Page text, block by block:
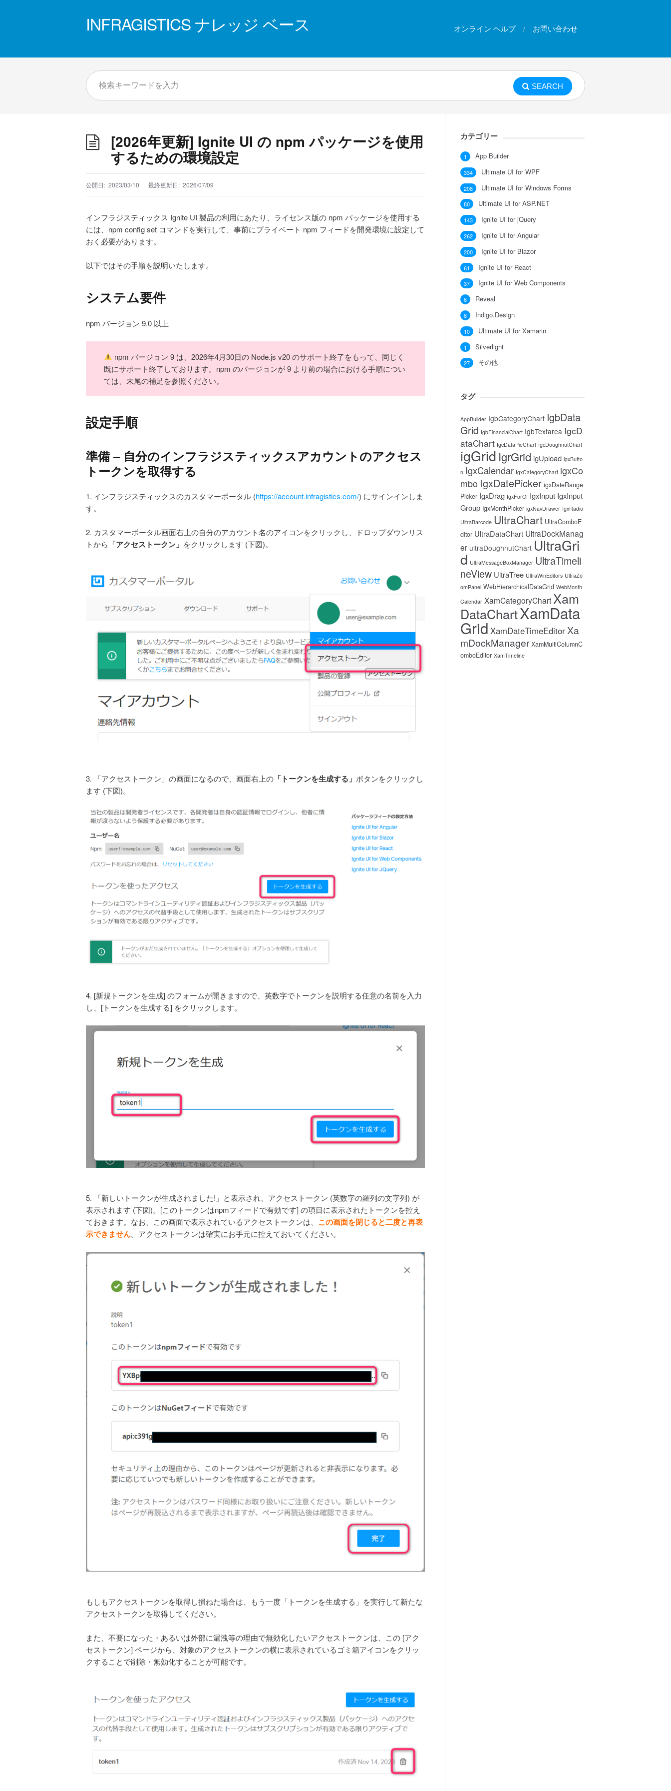
INFRAGISTICS ナレッジ ベース オンライン ヘルプ お問い合わせ
SEARCH
[2026年更新] Ignite UI の npm パッケージを使用
するための環境設定
公開日: 2023/03/10 最終更新日: 2026/07/09
インフラジスティックス Ignite UI 製品の利用にあたり、ライセンス版の npm パッケージを使用する
には、npm config set コマンドを実行して、事前にプライベート npm フィードを開発環境に設定して
おく必要があります。
以下ではその手順を説明いたします。
システム要件
npm バージョン 9.0 以上
npm バージョン 9 は、2026年4月30日の Node.js v20 のサポート終了をもって、同じく
既にサポート終了しております。npm のバージョンが 9 より前の場合における手順につい
ては、末尾の補足を参照ください。
設定手順
準備 – 自分のインフラジスティックスアカウントのアクセス
トークンを取得する
1. インフラジスティックスのカスタマーポータル (https://account.infragistics.com/) にサインインしま
す。
2. カスタマーポータル画面右上の自分のアカウント名のアイコンをクリックし、ドロップダウンリス
トから 「アクセストークン」 をクリックします (下図)。
3. 「アクセストークン」の画面になるので、画面右上の 「トークンを生成する」 ボタンをクリックし
ます (下図)。
4. [新規トークンを生成] のフォームが開きますので、英数字でトークンを説明する任意の名前を入力
し、[トークンを生成する] をクリックします。
5. 「新しいトークンが生成されました!」と表示され、アクセストークン (英数字の羅列の文字列) が
表示されます (下図)。[このトークンはnpmフィードで有効です] の項目に表示されたトークンを控え
ておきます。なお、この画面で表示されているアクセストークンは、 この画面を閉じると二度と再表
示できません。アクセストークンは確実にお手元に控えておいてください。
もしもアクセストークンを取得し損ねた場合は、もう一度「トークンを生成する」を実行して新たな
アクセストークンを取得してください。
また、不要になった・あるいは外部に漏洩等の理由で無効化したいアクセストークンは、この [アク
セストークン] ページから、対象のアクセストークンの横に表示されているゴミ箱アイコンをクリッ
クすることで削除・無効化することが可能です。
カテゴリー
App Builder
1
Ultimate UI for WPF
334
Ultimate UI for Windows Forms
208
Ultimate UI for ASP.NET
80
Ignite UI for jQuery
143
Ignite UI for Angular
262
Ignite UI for Blazor
200
Ignite UI for React
61
Ignite UI for Web Components
37
Reveal
6
Indigo.Design
8
Ultimate UI for Xamarin
10
Silverlight
1
その他
27
タグ
AppBuilder IgbCategoryChart IgbData
Grid IgbFinancialChart IgbTextarea IgcD
ataChart IgcDataPieChart IgcDoughnutChart
igGrid IgrGrid igUpload igxButto
n IgxCalendar IgxCategoryChart igxCo
mbo IgxDatePicker igxDateRange
Picker IgxDrag IgxForOf IgxInput IgxInput
Group IgxMonthPicker igxNavDrawer IgxRadio
UltraBarcode UltraChart UltraComboE
ditor UltraDataChart UltraDockManag
er ultraDoughnutChart UltraGri
d UltraMessageBoxManager UltraTimeli
neView UltraTree UltraWinEditors UltraZo
omPanel WebHierarchicalDataGrid WebMonth
Calendar XamCategoryChart Xam
DataChartXamData
Grid XamDateTimeEditor Xa
mDockManager XamMultiColumnC
omboEditor XamTimeline